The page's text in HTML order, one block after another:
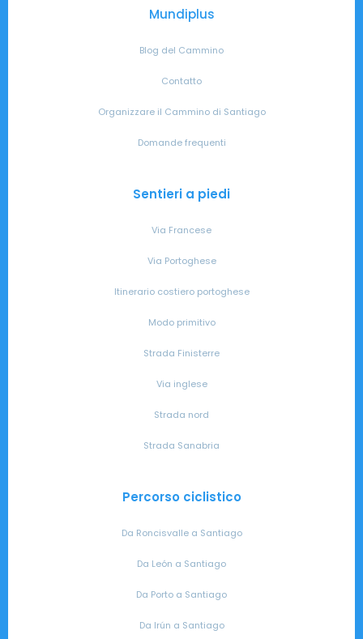
Mundiplus
Blog del Cammino
Contatto
Organizzare il Cammino di Santiago
Domande frequenti
Sentieri a piedi
Via Francese
Via Portoghese
Itinerario costiero portoghese
Modo primitivo
Strada Finisterre
Via inglese
Strada nord
Strada Sanabria
Percorso ciclistico
Da Roncisvalle a Santiago
Da León a Santiago
Da Porto a Santiago
Da Irún a Santiago